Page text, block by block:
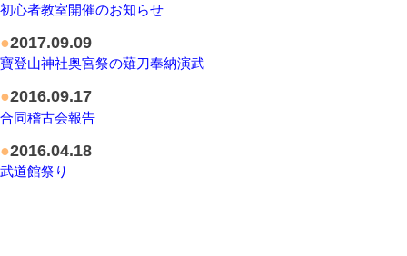
初心者教室開催のお知らせ
●2017.09.09
寶登山神社奥宮祭の薙刀奉納演武
●2016.09.17
合同稽古会報告
●2016.04.18
武道館祭り